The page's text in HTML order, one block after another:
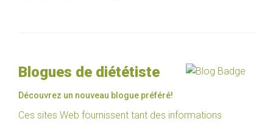
Blogues de diététiste
Découvrez un nouveau blogue préféré!
Ces sites Web fournissent tant des informations